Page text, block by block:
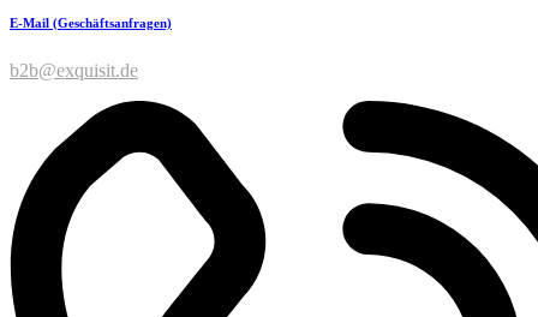
E-Mail (Geschäftsanfragen)
b2b@exquisit.de